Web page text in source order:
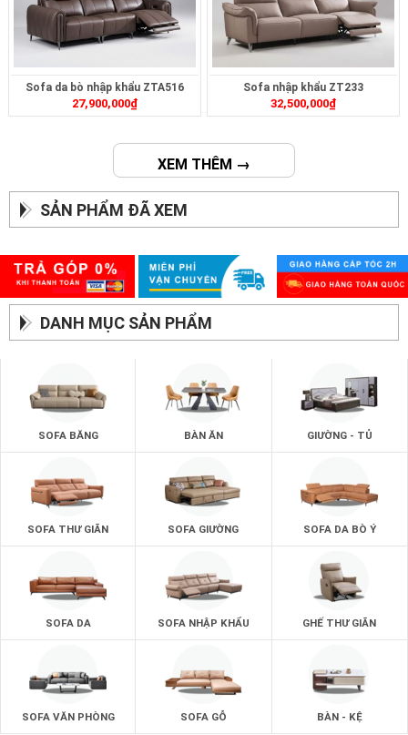
Sofa da bò nhập khẩu ZTA516
27,900,000₫
Sofa nhập khẩu ZT233
32,500,000₫
XEM THÊM →
SẢN PHẨM ĐÃ XEM
DANH MỤC SẢN PHẨM
SOFA BĂNG BÀN ĂN GIƯỜNG - TỦ
SOFA THƯ GIÃN SOFA GIƯỜNG SOFA DA BÒ Ý
SOFA DA SOFA NHẬP KHẨU GHẾ THƯ GIÃN
SOFA VĂN PHÒNG SOFA GỖ BÀN - KỆ